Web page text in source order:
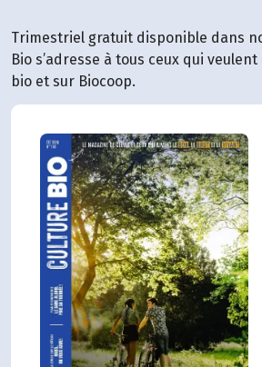
Trimestriel gratuit disponible dans
Bio s’adresse à tous ceux qui
bio et sur Biocoop.